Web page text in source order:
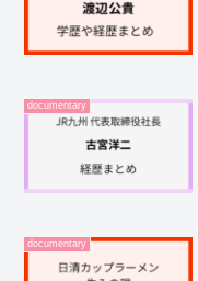
documentary
documentary